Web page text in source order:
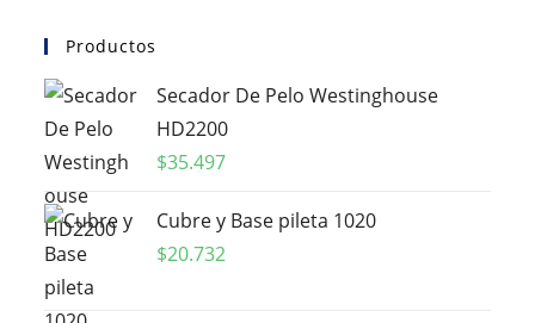
Productos
Secador De Pelo Westinghouse
HD2200
$35.497
Cubre y Base pileta 1020
$20.732